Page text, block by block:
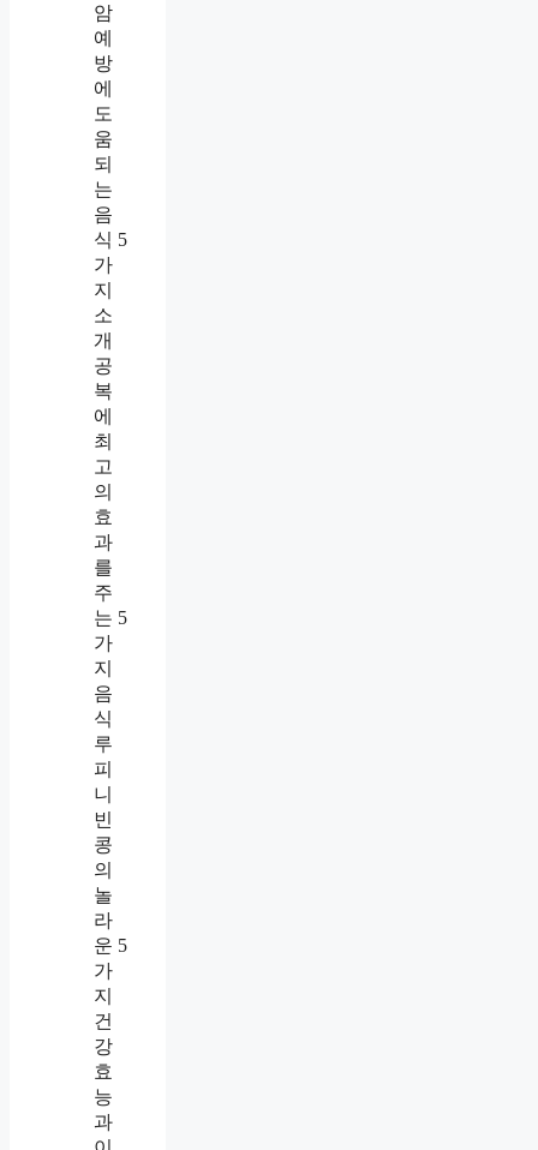
암
예
방
에
도
움
되
는
음
식 5
가
지
소
개
공
복
에
최
고
의
효
과
를
주
는 5
가
지
음
식
루
피
니
빈
콩
의
놀
라
운 5
가
지
건
강
효
능
과